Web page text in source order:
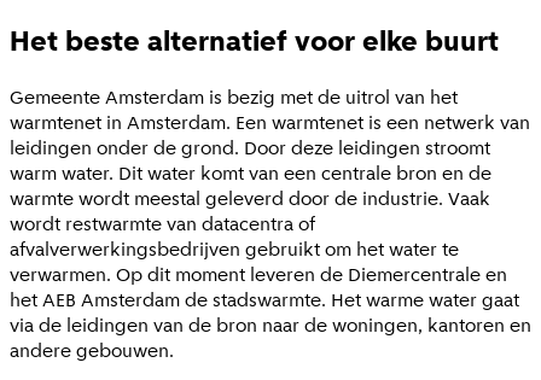
Het beste alternatief voor elke buurt
Gemeente Amsterdam is bezig met de uitrol van het
warmtenet in Amsterdam. Een warmtenet is een netwerk van
leidingen onder de grond. Door deze leidingen stroomt
warm water. Dit water komt van een centrale bron en de
warmte wordt meestal geleverd door de industrie. Vaak
wordt restwarmte van datacentra of
afvalverwerkingsbedrijven gebruikt om het water te
verwarmen. Op dit moment leveren de Diemercentrale en
het AEB Amsterdam de stadswarmte. Het warme water gaat
via de leidingen van de bron naar de woningen, kantoren en
andere gebouwen.